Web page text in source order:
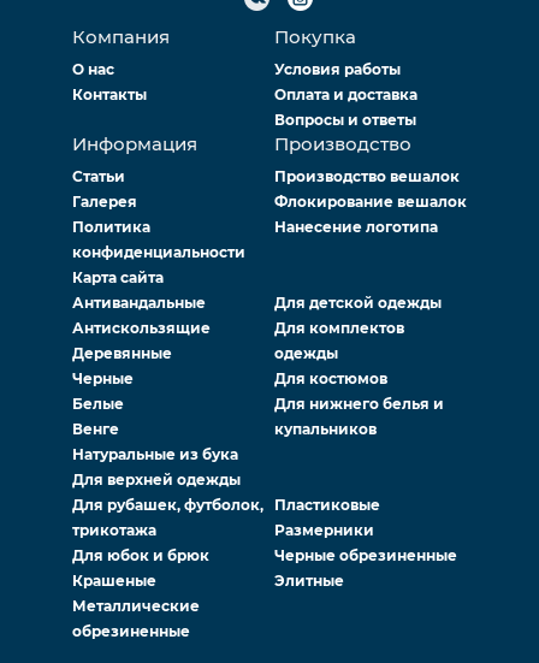
Компания
О нас
Контакты
Покупка
Условия работы
Оплата и доставка
Вопросы и ответы
Информация
Статьи
Галерея
Политика
конфиденциальности
Карта сайта
Производство
Производство вешалок
Флокирование вешалок
Нанесение логотипа
Антивандальные
Антискользящие
Деревянные
Черные
Белые
Венге
Натуральные из бука
Для верхней одежды
Для детской одежды
Для комплектов
одежды
Для костюмов
Для нижнего белья и
купальников
Для рубашек, футболок,
трикотажа
Для юбок и брюк
Крашеные
Металлические
обрезиненные
Пластиковые
Размерники
Черные обрезиненные
Элитные